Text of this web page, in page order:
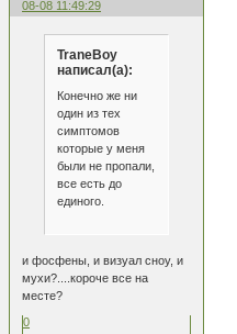
08-08 11:49:29
TraneBoy
написал(а):
Конечно же ни
один из тех
симптомов
которые у меня
были не пропали,
все есть до
единого.
и фосфены, и визуал сноу, и
мухи?....короче все на
месте?
0